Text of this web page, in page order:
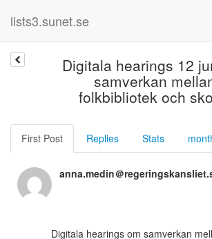
lists3.sunet.se
Digitala hearings 12
samverkan
folkbibliotek och
First Post Replies Stats
anna.medin＠